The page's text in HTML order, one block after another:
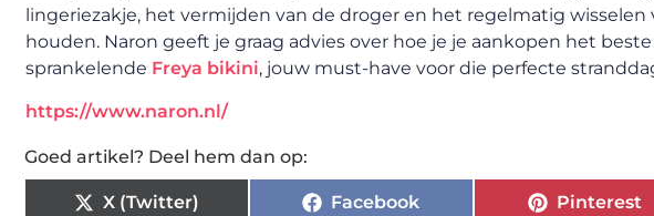
lingeriezakje, het vermijden van de droger en het regelmatig
houden. Naron geeft je graag advies over hoe je je aankopen het
sprankelende Freya bikini, jouw must-have voor die perfecte
https://www.naron.nl/
Goed artikel? Deel hem dan op:
X (Twitter) Facebook Pinterest